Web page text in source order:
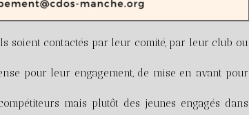
soient contactés par leur comité, par leur club ou
pour leur engagement, de mise en avant pour
mais plutôt des jeunes engagés dans